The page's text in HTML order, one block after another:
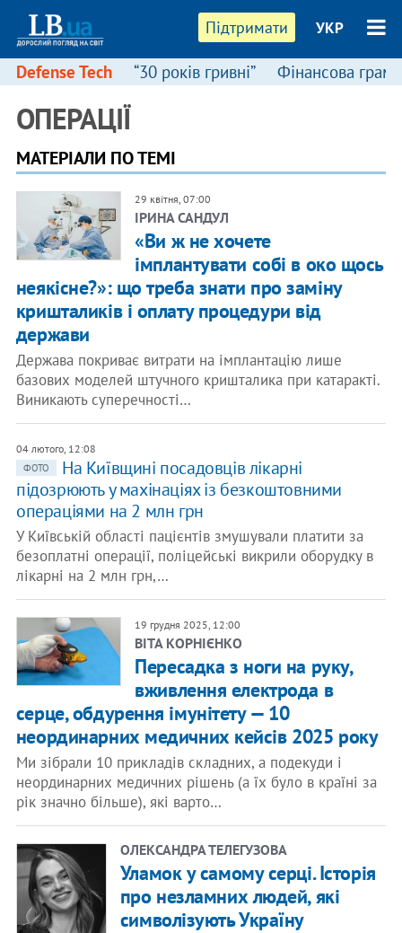
Підтримати УКР
Defense Tech “30 років гривні” Фінансова
ОПЕРАЦІЇ
МАТЕРІАЛИ ПО ТЕМІ
29 квітня, 07:00
ІРИНА САНДУЛ
«Ви ж не хочете
імплантувати собі в око щось
неякісне?»: що треба знати про заміну
кришталиків і оплату процедури від
держави
Держава покриває витрати на імплантацію лише
базових моделей штучного кришталика при катаракті.
Виникають суперечності…
04 лютого, 12:08
ФОТО
На Київщині посадовців лікарні
підозрюють у махінаціях із безкоштовними
операціями на 2 млн грн
У Київській області пацієнтів змушували платити за
безоплатні операції, поліцейські викрили оборудку в
лікарні на 2 млн грн,…
19 грудня 2025, 12:00
ВІТА КОРНІЄНКО
Пересадка з ноги на руку,
вживлення електрода в
серце, обдурення імунітету — 10
неординарних медичних кейсів 2025 року
Ми зібрали 10 прикладів складних, а подекуди і
неординарних медичних рішень (а їх було в країні за
рік значно більше), які варто…
ОЛЕКСАНДРА ТЕЛЕГУЗОВА
Уламок у самому серці. Історія
про незламних людей, які
символізують Україну